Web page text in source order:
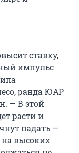
ставку,
импульс
ранда ЮАР
— В этой
расти и
падать —
на высоких